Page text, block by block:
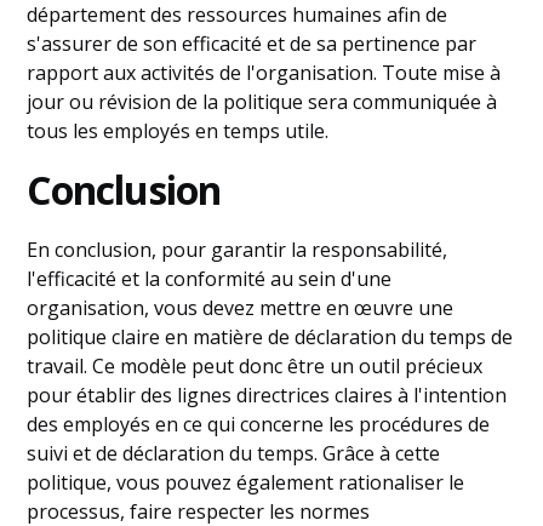
département des ressources humaines afin de
s'assurer de son efficacité et de sa pertinence par
rapport aux activités de l'organisation. Toute mise à
jour ou révision de la politique sera communiquée à
tous les employés en temps utile.
Conclusion
En conclusion, pour garantir la responsabilité,
l'efficacité et la conformité au sein d'une
organisation, vous devez mettre en œuvre une
politique claire en matière de déclaration du temps de
travail. Ce modèle peut donc être un outil précieux
pour établir des lignes directrices claires à l'intention
des employés en ce qui concerne les procédures de
suivi et de déclaration du temps. Grâce à cette
politique, vous pouvez également rationaliser le
processus, faire respecter les normes